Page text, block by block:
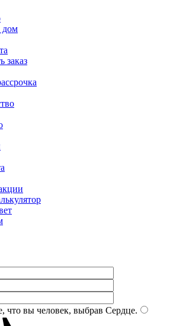
дом
заказ
что вы человек, выбрав Сердце.